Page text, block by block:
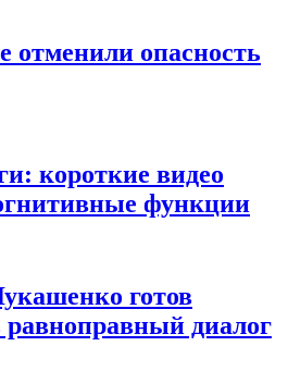
отменили опасность
короткие видео
функции
готов
равноправный диалог